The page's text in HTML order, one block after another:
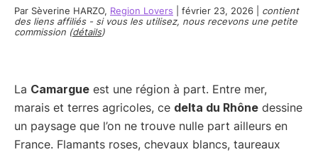
Manu
Par Sèverine HARZO, Region Lovers février 23, 2026
contient
des liens affiliés - si vous les utilisez, nous recevons une petite
commission (détails)
La Camargue est une région à part. Entre mer,
marais et terres agricoles, ce delta du Rhône dessine
un paysage que l’on ne trouve nulle part ailleurs en
France. Flamants roses, chevaux blancs, taureaux